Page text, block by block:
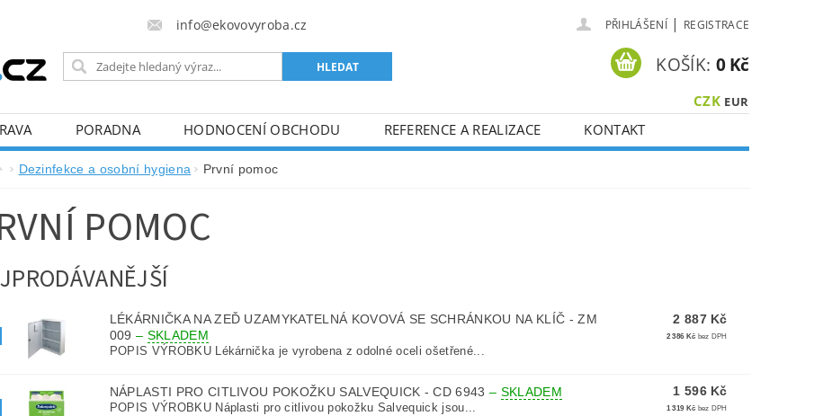
info@ekovovyroba.cz PŘIHLÁŠENÍ | REGISTRACE
CZK EUR
KOŠÍK: 0 Kč
PORADNA HODNOCENÍ OBCHODU REFERENCE A REALIZACE
KONTAKT
Dezinfekce a osobní hygiena První pomoc
POMOC
LÉKÁRNIČKA NA ZEĎ UZAMYKATELNÁ KOVOVÁ SE SCHRÁNKOU NA KLÍČ - ZM
009 – SKLADEM
POPIS VÝROBKU Lékárnička je vyrobena z odolné oceli ošetřené...
2 887 Kč
2 386 Kč bez DPH
NÁPLASTI PRO CITLIVOU POKOŽKU SALVEQUICK - CD 6943– SKLADEM
POPIS VÝROBKU Náplasti pro citlivou pokožku Salvequick jsou...
1 596 Kč
1 319 Kč bez DPH